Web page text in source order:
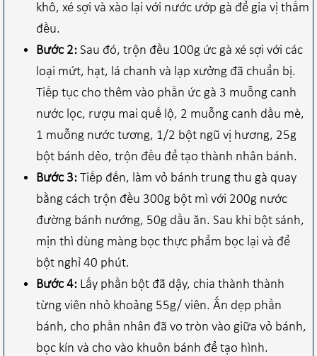
khô, xé sợi và xào lại với nước ướp gà để gia vị thấm
đều.
Bước 2: Sau đó, trộn đều 100g ức gà xé sợi với các
loại mứt, hạt, lá chanh và lạp xưởng đã chuẩn bị.
Tiếp tục cho thêm vào phần ức gà 3 muỗng canh
nước lọc, rượu mai quế lộ, 2 muỗng canh dầu mè,
1 muỗng nước tương, 1/2 bột ngũ vị hương, 25g
bột bánh dẻo, trộn đều để tạo thành nhân bánh.
Bước 3: Tiếp đến, làm vỏ bánh trung thu gà quay
bằng cách trộn đều 300g bột mì với 200g nước
đường bánh nướng, 50g dầu ăn. Sau khi bột sánh,
mịn thì dùng màng bọc thực phẩm bọc lại và để
bột nghỉ 40 phút.
Bước 4: Lấy phần bột đã dậy, chia thành thành
từng viên nhỏ khoảng 55g/ viên. Ấn dẹp phần
bánh, cho phần nhân đã vo tròn vào giữa vỏ bánh,
bọc kín và cho vào khuôn bánh để tạo hình.